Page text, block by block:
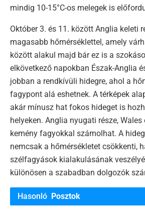
mindig 10-15°C-os melegek is
Október 3. és 11. között Anglia keleti
magasabb hőmérséklettel, amely
között alakul majd bár ez is a
elkövetkező napokban Észak-Anglia
jobban a rendkívüli hidegre, ahol a
fagypont alá eshetnek. A térképek
akár mínusz hat fokos hideget is
helyeken. Anglia nyugati része, Wales
kemény fagyokkal számolhat. A
nemcsak a hőmérsékletet csökkenti,
szélfagyások kialakulásának
különösen a szabadban dolgozók
Hasonló Posztok